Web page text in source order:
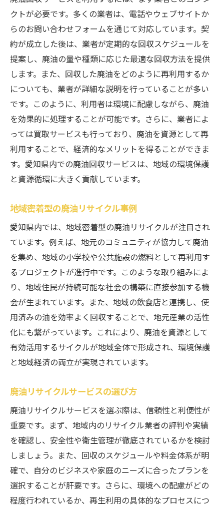
クトが必要です。多くの業者は、電話やウェブサイトか
らのお問い合わせフォームを通じて対応しています。契
約が成立した後は、業者が定期的な回収スケジュールを
提案し、廃油の量や種類に応じた最適な回収方法を提供
します。また、回収した廃油をどのように再利用するか
についても、業者が詳細な説明を行っていることが多い
です。このように、利用者は環境に配慮しながら、廃油
を効果的に処理することが可能です。さらに、業者によ
っては買取サービスも行っており、廃油を資源として再
利用することで、経済的なメリットを得ることができま
す。愛知県内での廃油回収サービスは、地域の環境保護
と資源循環に大きく貢献しています。
地域密着型の廃油リサイクル事例
愛知県内では、地域密着型の廃油リサイクルが注目され
ています。例えば、地元のコミュニティが協力して廃油
を集め、地域の小学校や公共施設の燃料として再利用す
るプロジェクトが進行中です。このような取り組みによ
り、地域住民が持続可能な社会の構築に直接参加する機
会が生まれています。また、地域の飲食店と連携し、使
用済みの油を効率よく回収することで、地元産業の活性
化にも繋がっています。これにより、廃油を資源として
有効活用するサイクルが地域全体で形成され、環境保護
と地域経済の両立が実現されています。
廃油リサイクルサービスの選び方
廃油リサイクルサービスを選ぶ際は、信頼性と利便性が
重要です。まず、地域内のリサイクル業者の評判や実績
を確認し、安全性や衛生管理が徹底されているかを検討
しましょう。また、回収のスケジュールや料金体系が明
確で、自分のビジネスや家庭のニーズに合ったプランを
選択することが肝要です。さらに、環境への配慮がどの
程度行われているか、再生利用の具体的なプロセスにつ